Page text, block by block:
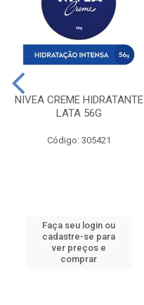
NIVEA CREME HIDRATANTE
LATA 56G
Código: 305421
Faça seu login ou
cadastre-se para
ver preços e
comprar